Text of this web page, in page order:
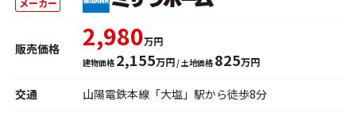
メーカー
販売価格 2,980万円
建物価格 2,155万円/ 土地価格 825万円
交通
山陽電鉄本線「大塩」駅から徒歩8分